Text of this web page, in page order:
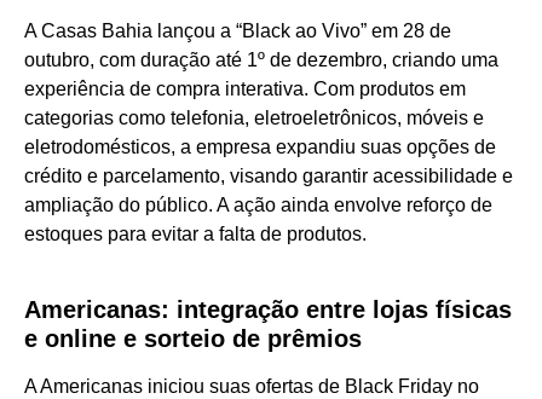
A Casas Bahia lançou a “Black ao Vivo” em 28 de
outubro, com duração até 1º de dezembro, criando uma
experiência de compra interativa. Com produtos em
categorias como telefonia, eletroeletrônicos, móveis e
eletrodomésticos, a empresa expandiu suas opções de
crédito e parcelamento, visando garantir acessibilidade e
ampliação do público. A ação ainda envolve reforço de
estoques para evitar a falta de produtos.
Americanas: integração entre lojas físicas
e online e sorteio de prêmios
A Americanas iniciou suas ofertas de Black Friday no